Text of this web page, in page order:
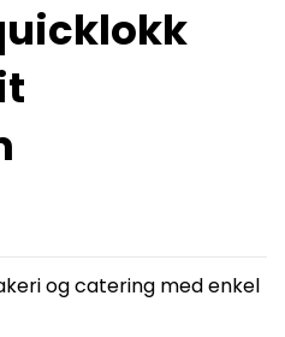
og catering med enkel